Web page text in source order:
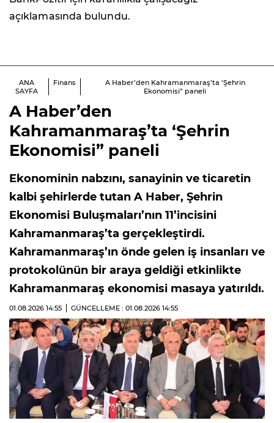
açıklamasında bulundu.
ANA
SAYFA
Finans
A Haber’den Kahramanmaraş’ta ‘Şehrin
Ekonomisi” paneli
A Haber’den
Kahramanmaraş’ta ‘Şehrin
Ekonomisi” paneli
Ekonominin nabzını, sanayinin ve ticaretin
kalbi şehirlerde tutan A Haber, Şehrin
Ekonomisi Buluşmaları’nın 11’incisini
Kahramanmaraş’ta gerçekleştirdi.
Kahramanmaraş’ın önde gelen iş insanları ve
protokolünün bir araya geldiği etkinlikte
Kahramanmaraş ekonomisi masaya yatırıldı.
01.08.2026 14:55 GÜNCELLEME : 01.08.2026 14:55